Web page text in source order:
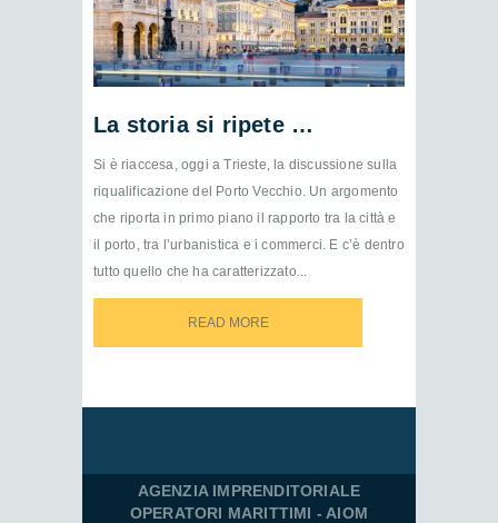
La storia si ripete …
Si è riaccesa, oggi a Trieste, la discussione sulla
riqualificazione del Porto Vecchio. Un argomento
che riporta in primo piano il rapporto tra la città e
il porto, tra l’urbanistica e i commerci. E c’è dentro
tutto quello che ha caratterizzato...
READ MORE
AGENZIA IMPRENDITORIALE
OPERATORI MARITTIMI - AIOM